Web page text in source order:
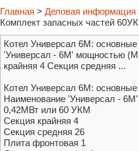
Главная > Деловая информация
Комплект запасных частей
Котел Универсал 6М:
'Универсал - 6М' мощностью
крайняя 4 Секция средняя ...
Котел Универсал 6М:
Наименование 'Универсал -
0,42МВт или 60 УКМ
Секция крайняя 4
Секция средняя 26
Плита фронтовая 1